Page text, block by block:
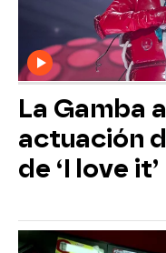
La Gamba
actuación
de ‘I love it’